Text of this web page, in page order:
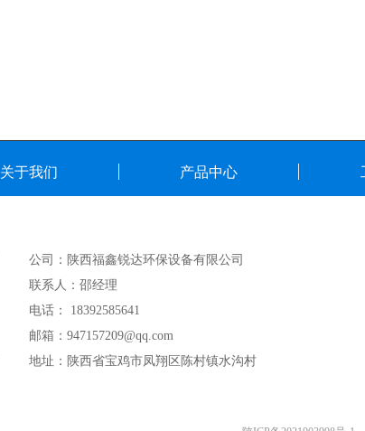
关于我们 产品中心
公司： 陕西福鑫锐达环保设备有限公司
联系人： 邵经理
电话：
18392585641
邮箱： 947157209@qq.com
地址： 陕西省宝鸡市凤翔区陈村镇水沟村